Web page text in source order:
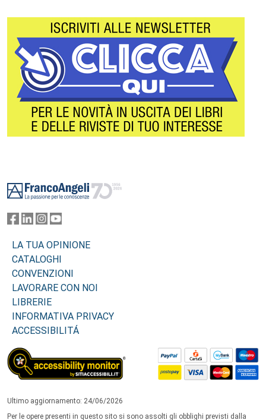
LA TUA OPINIONE
CATALOGHI
CONVENZIONI
LAVORARE CON NOI
LIBRERIE
INFORMATIVA PRIVACY
ACCESSIBILITÁ
Ultimo aggiornamento: 24/06/2026
Per le opere presenti in questo sito si sono assolti gli obblighi previsti dalla